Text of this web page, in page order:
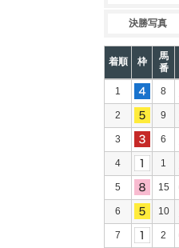
決勝写真
着順 枠
馬
番
1 8
2 9
3 6
4 1
5 15
6 10
7 2